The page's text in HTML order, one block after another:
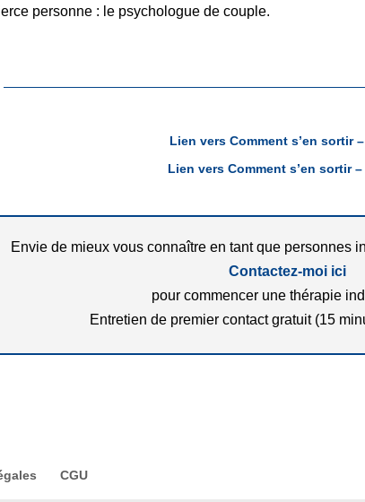
personne : le psychologue de couple.
Lien vers Comment s’en sortir
Lien vers Comment s’en sortir –
Envie de mieux vous connaître en tant que personnes
Contactez-moi ici
pour commencer une thérapie
Entretien de premier contact gratuit (15
CGU